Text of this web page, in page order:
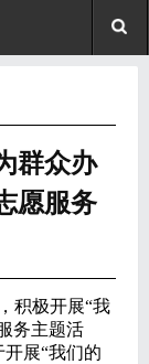
群众办
愿服务
积极开展“我
务主题活
展“我们的